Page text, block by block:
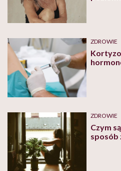
ZDROWIE
ZDROWIE
Czym
sposób